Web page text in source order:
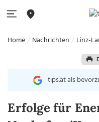
Home Nachrichten Linz-
tips.at als
Erfolge für